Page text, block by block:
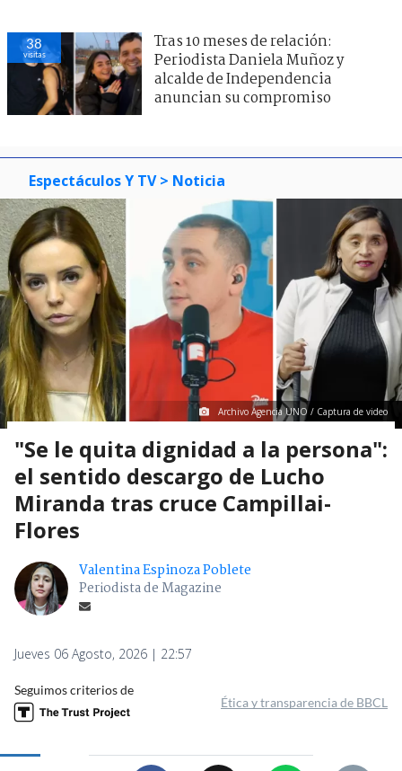
38
visitas
Tras 10 meses de relación:
Periodista Daniela Muñoz y
alcalde de Independencia
anuncian su compromiso
Espectáculos Y TV > Noticia
Archivo Agencia UNO / Captura de video
"Se le quita dignidad a la persona":
el sentido descargo de Lucho
Miranda tras cruce Campillai-
Flores
Valentina Espinoza Poblete
Periodista de Magazine
Jueves 06 Agosto, 2026 | 22:57
Seguimos criterios de
Ética y transparencia de BBCL